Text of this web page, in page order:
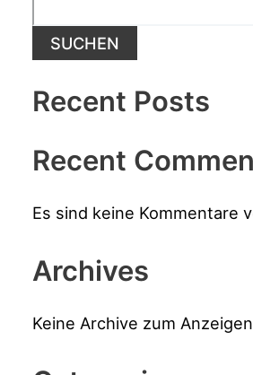
SUCHEN
Recent Posts
Recent
Es sind keine Kommentare
Archives
Keine Archive zum